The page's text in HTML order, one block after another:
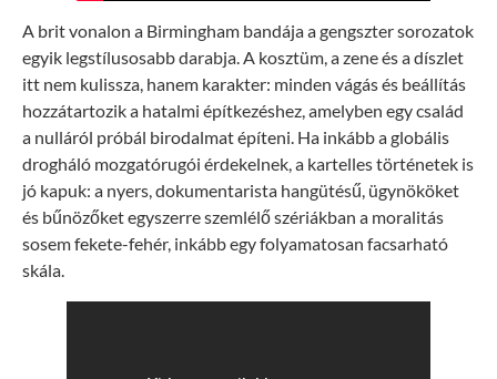
A brit vonalon a Birmingham bandája a gengszter sorozatok
egyik legstílusosabb darabja. A kosztüm, a zene és a díszlet
itt nem kulissza, hanem karakter: minden vágás és beállítás
hozzátartozik a hatalmi építkezéshez, amelyben egy család
a nulláról próbál birodalmat építeni. Ha inkább a globális
drogháló mozgatórugói érdekelnek, a kartelles történetek is
jó kapuk: a nyers, dokumentarista hangütésű, ügynököket
és bűnözőket egyszerre szemlélő szériákban a moralitás
sosem fekete-fehér, inkább egy folyamatosan facsarható
skála.